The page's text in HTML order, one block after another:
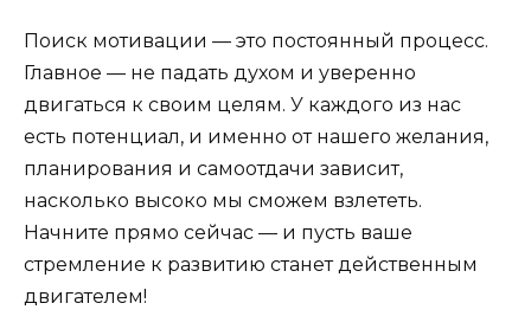
Поиск мотивации — это постоянный процесс.
Главное — не падать духом и уверенно
двигаться к своим целям. У каждого из нас
есть потенциал, и именно от нашего желания,
планирования и самоотдачи зависит,
насколько высоко мы сможем взлететь.
Начните прямо сейчас — и пусть ваше
стремление к развитию станет действенным
двигателем!